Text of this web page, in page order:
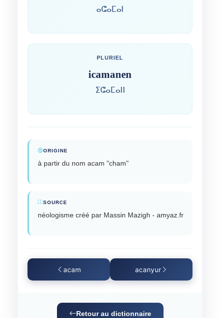
ⴰⵛⴰⵎⴰⵏ
PLURIEL
icamanen
ⵉⵛⴰⵎⴰⵏⵏ
ORIGINE
à partir du nom acam "cham"
SOURCE
néologisme créé par Massin Mazigh - amyaz.fr
acam acanyur
Retour au dictionnaire